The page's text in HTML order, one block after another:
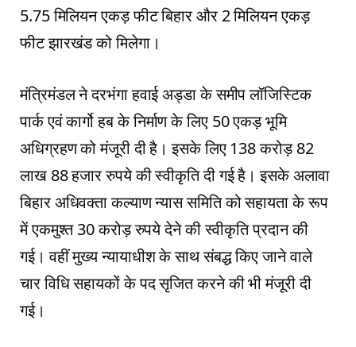
5.75 मिलियन एकड़ फीट बिहार और 2 मिलियन एकड़
फीट झारखंड को मिलेगा।
मंत्रिमंडल ने दरभंगा हवाई अड्डा के समीप लॉजिस्टिक
पार्क एवं कार्गो हब के निर्माण के लिए 50 एकड़ भूमि
अधिग्रहण को मंजूरी दी है। इसके लिए 138 करोड़ 82
लाख 88 हजार रुपये की स्वीकृति दी गई है। इसके अलावा
बिहार अधिवक्ता कल्याण न्यास समिति को सहायता के रूप
में एकमुश्त 30 करोड़ रुपये देने की स्वीकृति प्रदान की
गई। वहीं मुख्य न्यायाधीश के साथ संबद्ध किए जाने वाले
चार विधि सहायकों के पद सृजित करने की भी मंजूरी दी
गई।